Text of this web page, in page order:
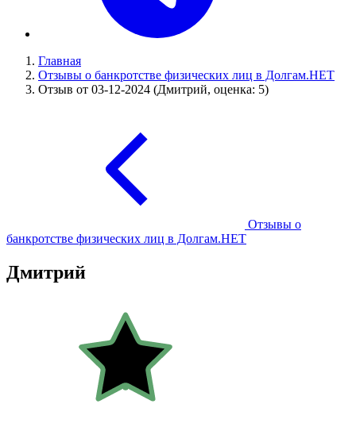
Главная
Отзывы о банкротстве физических лиц в Долгам.НЕТ
Отзыв от 03-12-2024 (Дмитрий, оценка: 5)
Отзывы о
банкротстве физических лиц в Долгам.НЕТ
Дмитрий